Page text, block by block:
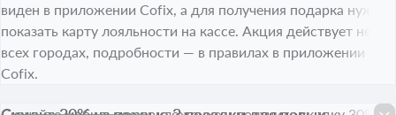
виден в приложении Cofix, а для получения подарка нужно
показать карту лояльности на кассе. Акция действует не во
всех городах, подробности — в правилах в приложении
Cofix.